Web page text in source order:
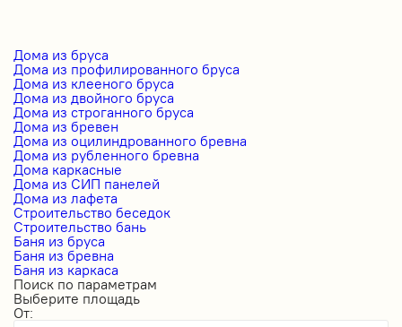
Дома из бруса
Дома из профилированного бруса
Дома из клееного бруса
Дома из двойного бруса
Дома из строганного бруса
Дома из бревен
Дома из оцилиндрованного бревна
Дома из рубленного бревна
Дома каркасные
Дома из СИП панелей
Дома из лафета
Строительство беседок
Строительство бань
Баня из бруса
Баня из бревна
Баня из каркаса
Поиск по параметрам
Выберите площадь
От: